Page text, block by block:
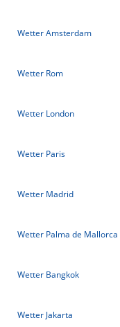
Wetter Amsterdam
Wetter Rom
Wetter London
Wetter Paris
Wetter Madrid
Wetter Palma de Mallorca
Wetter Bangkok
Wetter Jakarta